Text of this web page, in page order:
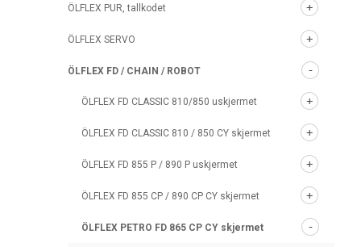
ÖLFLEX PUR, tallkodet
ÖLFLEX SERVO
ÖLFLEX FD / CHAIN / ROBOT
ÖLFLEX FD CLASSIC 810/850 uskjermet
ÖLFLEX FD CLASSIC 810 / 850 CY skjermet
ÖLFLEX FD 855 P / 890 P uskjermet
ÖLFLEX FD 855 CP / 890 CP CY skjermet
ÖLFLEX PETRO FD 865 CP CY skjermet